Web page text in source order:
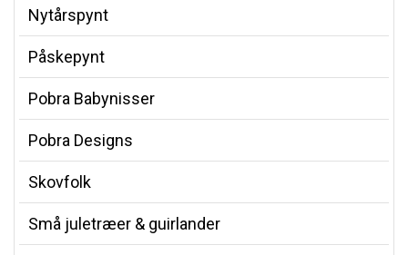
Nytårspynt
Påskepynt
Pobra Babynisser
Pobra Designs
Skovfolk
Små juletræer & guirlander